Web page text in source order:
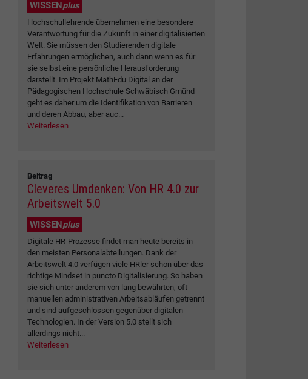
WISSENplus
Hochschullehrende übernehmen eine besondere
Verantwortung für die Zukunft in einer digitalisierten
Welt. Sie müssen den Studierenden digitale
Erfahrungen ermöglichen, auch dann wenn es für
sie selbst eine persönliche Herausforderung
darstellt. Im Projekt MathEdu Digital an der
Pädagogischen Hochschule Schwäbisch Gmünd
geht es daher um die Identifikation von Barrieren
und deren Abbau, aber auc...
Weiterlesen
Beitrag
Cleveres Umdenken: Von HR 4.0 zur
Arbeitswelt 5.0
WISSENplus
Digitale HR-Prozesse findet man heute bereits in
den meisten Personalabteilungen. Dank der
Arbeitswelt 4.0 verfügen viele HRler schon über das
richtige Mindset in puncto Digitalisierung. So haben
sie sich unter anderem von lang bewährten, oft
manuellen administrativen Arbeitsabläufen getrennt
und sind aufgeschlossen gegenüber digitalen
Technologien. In der Version 5.0 stellt sich
allerdings nicht...
Weiterlesen